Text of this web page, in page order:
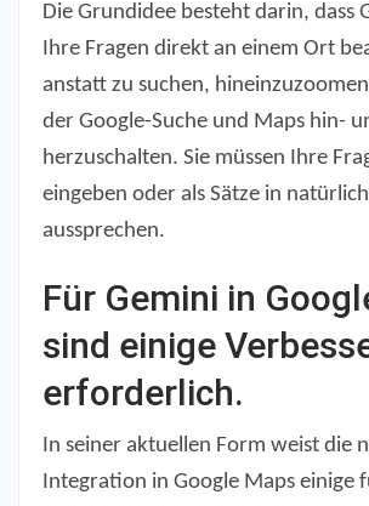
Die Grundidee besteht darin, dass
Ihre Fragen direkt an einem Ort
anstatt zu suchen,
der Google-Suche und Maps hin-
herzuschalten. Sie müssen Ihre
eingeben oder als Sätze in
aussprechen.
Für Gemini in
sind einige
erforderlich.
In seiner aktuellen Form weist die
Integration in Google Maps einige